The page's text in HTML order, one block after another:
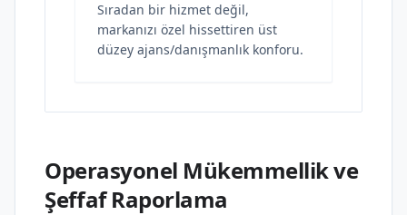
Sıradan bir hizmet değil,
markanızı özel hissettiren üst
düzey ajans/danışmanlık konforu.
Operasyonel Mükemmellik ve
Şeffaf Raporlama